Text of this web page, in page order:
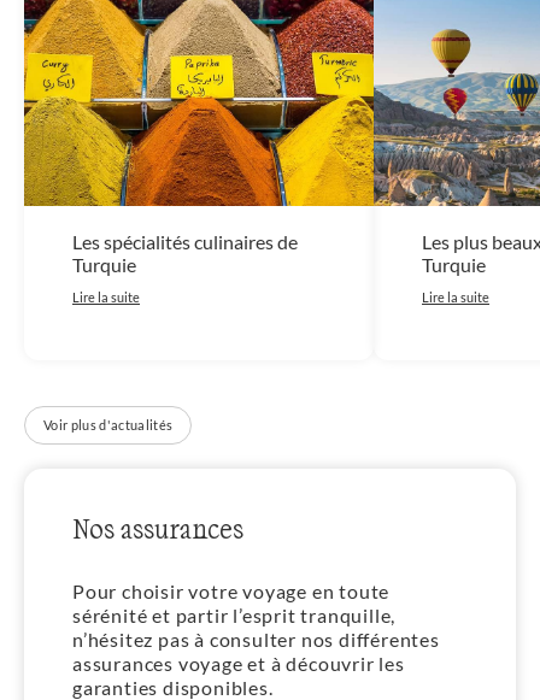
Les spécialités culinaires de
Turquie
Lire la suite
Les plus
Turquie
Lire la suite
Voir plus d'actualités
Nos assurances
Pour choisir votre voyage en toute
sérénité et partir l’esprit tranquille,
n’hésitez pas à consulter nos différentes
assurances voyage et à découvrir les
garanties disponibles.